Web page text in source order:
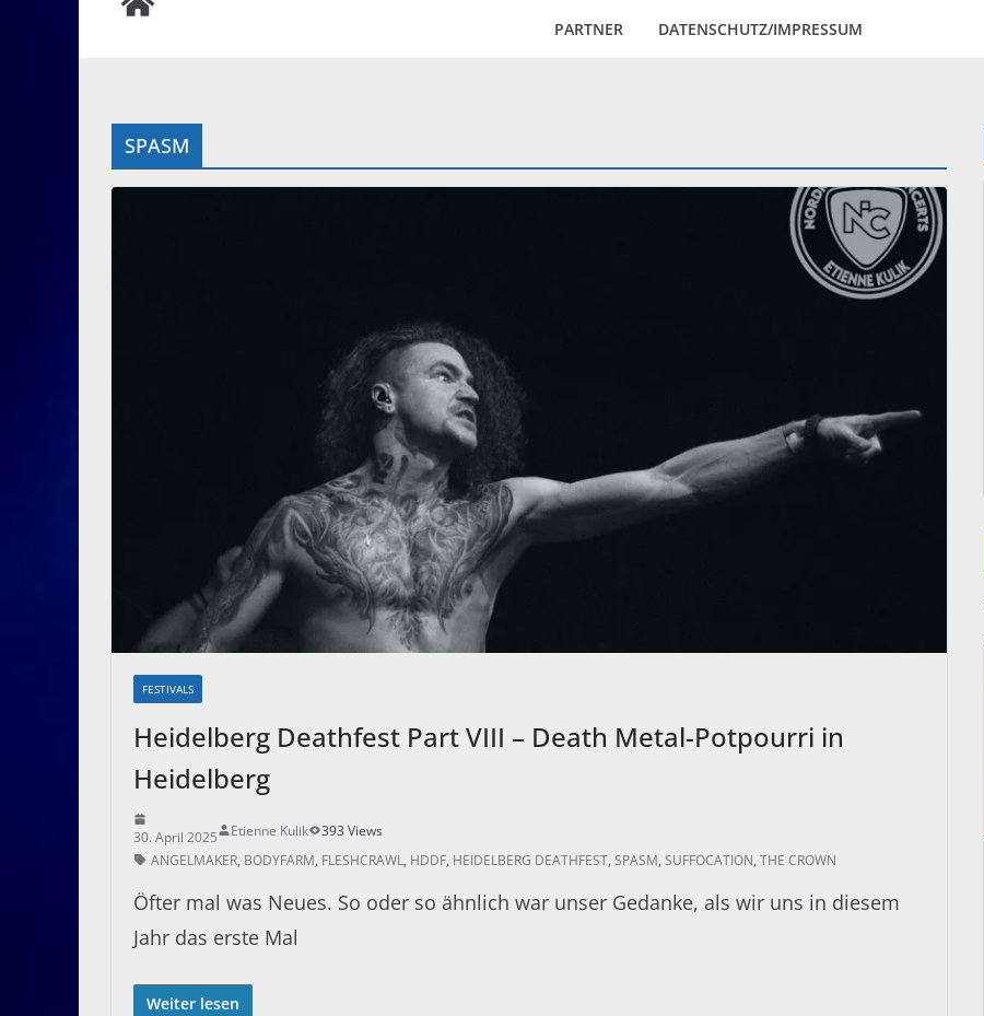
PARTNER DATENSCHUTZ/IMPRESSUM
SPASM
FESTIVALS
Heidelberg Deathfest Part VIII – Death Metal-Potpourri in
Heidelberg
30. April 2025 Etienne Kulik
393 Views
ANGELMAKER, BODYFARM, FLESHCRAWL, HDDF, HEIDELBERG DEATHFEST, SPASM, SUFFOCATION, THE CROWN
Öfter mal was Neues. So oder so ähnlich war unser Gedanke, als wir uns in diesem
Jahr das erste Mal
Weiter lesen